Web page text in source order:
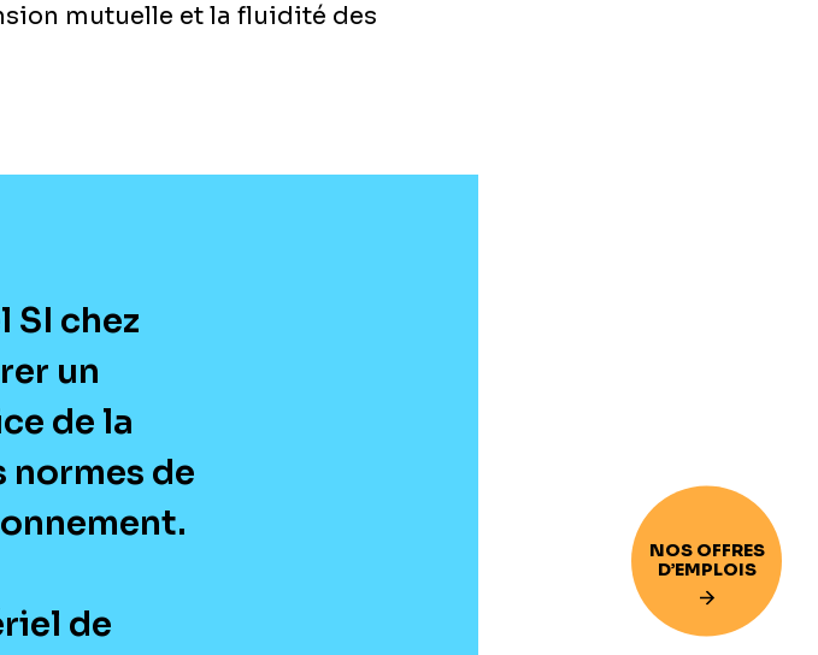
NOS OFFRES
D’EMPLOIS
mutuelle et la fluidité des
SI chez
un
de la
normes de
de